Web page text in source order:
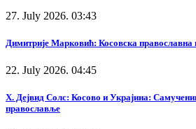
27. July 2026. 03:43
Димитрије Марковић: Косовска православна
22. July 2026. 04:45
Х. Дејвид Солс: Косово и Украјина:
православље